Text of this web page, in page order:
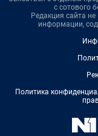
с сотового
Редакция сайта не
информации,
Политика